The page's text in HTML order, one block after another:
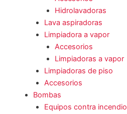
Hidrolavadoras
Lava aspiradoras
Limpiadora a vapor
Accesorios
Limpiadoras a vapor
Limpiadoras de piso
Accesorios
Bombas
Equipos contra incendio